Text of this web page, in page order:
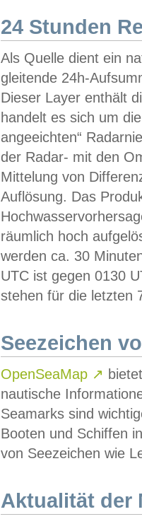
24 Stunden
Als Quelle dient ein
gleitende 24h-
Dieser Layer enthält
handelt es sich um
angeeichten“
der Radar- mit den
Mittelung von
Auflösung. Das
räumlich hoch
werden ca. 30
UTC ist gegen 0130
stehen für die letzten
Seezeichen
OpenSeaMap ↗
nautische
Seamarks sind
Booten und Schiffen
von Seezeichen wie
Aktualität der